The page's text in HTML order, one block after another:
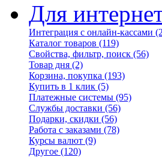
Для
Интеграция с онлайн-кассами
Каталог товаров (119)
Свойства, фильтр, поиск (56)
Товар дня (2)
Корзина, покупка (193)
Купить в 1 клик (5)
Платежные системы (95)
Службы доставки (56)
Подарки, скидки (56)
Работа с заказами (78)
Курсы валют (9)
Другое (120)